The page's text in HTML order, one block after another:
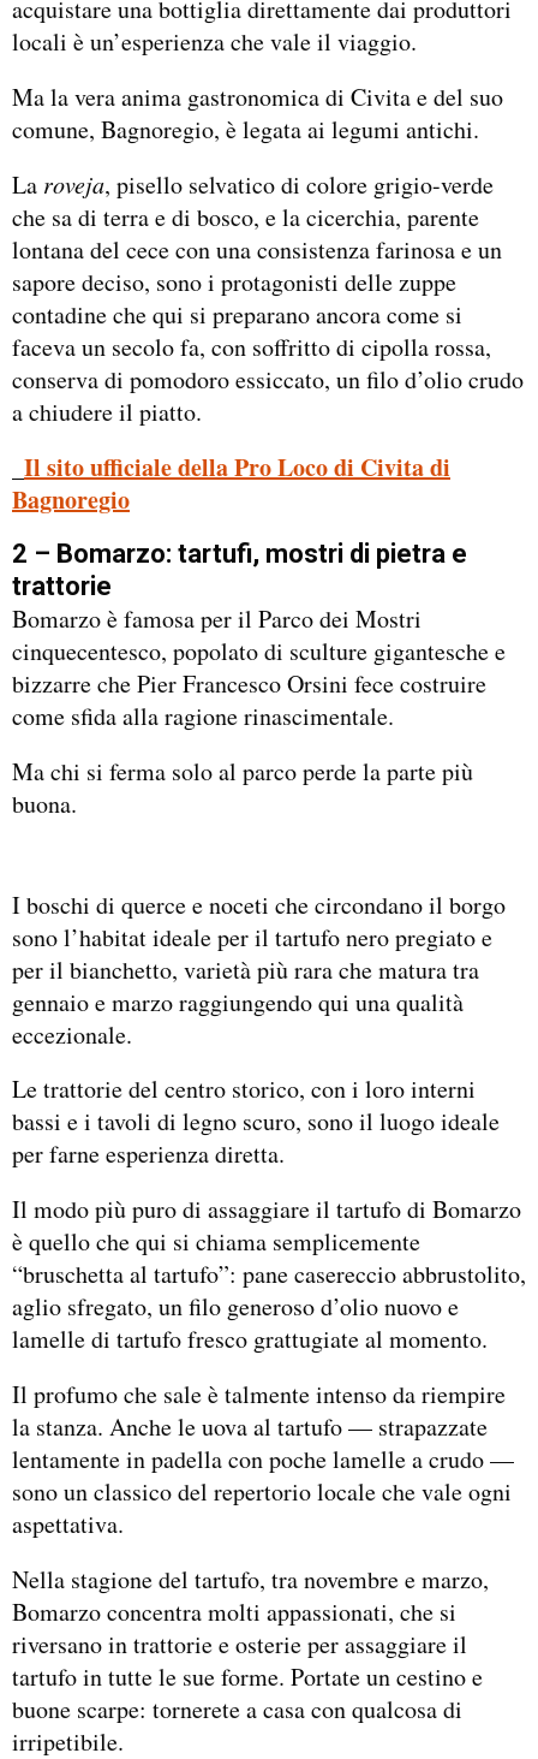
acquistare una bottiglia direttamente dai produttori
locali è un’esperienza che vale il viaggio.
Ma la vera anima gastronomica di Civita e del suo
comune, Bagnoregio, è legata ai legumi antichi.
La roveja, pisello selvatico di colore grigio-verde
che sa di terra e di bosco, e la cicerchia, parente
lontana del cece con una consistenza farinosa e un
sapore deciso, sono i protagonisti delle zuppe
contadine che qui si preparano ancora come si
faceva un secolo fa, con soffritto di cipolla rossa,
conserva di pomodoro essiccato, un filo d’olio crudo
a chiudere il piatto.
Il sito ufficiale della Pro Loco di Civita di
Bagnoregio
2 – Bomarzo: tartufi, mostri di pietra e
trattorie
Bomarzo è famosa per il Parco dei Mostri
cinquecentesco, popolato di sculture gigantesche e
bizzarre che Pier Francesco Orsini fece costruire
come sfida alla ragione rinascimentale.
Ma chi si ferma solo al parco perde la parte più
buona.
I boschi di querce e noceti che circondano il borgo
sono l’habitat ideale per il tartufo nero pregiato e
per il bianchetto, varietà più rara che matura tra
gennaio e marzo raggiungendo qui una qualità
eccezionale.
Le trattorie del centro storico, con i loro interni
bassi e i tavoli di legno scuro, sono il luogo ideale
per farne esperienza diretta.
Il modo più puro di assaggiare il tartufo di Bomarzo
è quello che qui si chiama semplicemente
“bruschetta al tartufo”: pane casereccio abbrustolito,
aglio sfregato, un filo generoso d’olio nuovo e
lamelle di tartufo fresco grattugiate al momento.
Il profumo che sale è talmente intenso da riempire
la stanza. Anche le uova al tartufo — strapazzate
lentamente in padella con poche lamelle a crudo —
sono un classico del repertorio locale che vale ogni
aspettativa.
Nella stagione del tartufo, tra novembre e marzo,
Bomarzo concentra molti appassionati, che si
riversano in trattorie e osterie per assaggiare il
tartufo in tutte le sue forme. Portate un cestino e
buone scarpe: tornerete a casa con qualcosa di
irripetibile.